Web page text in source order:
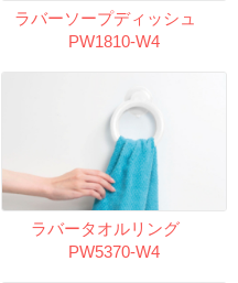
ラバーソープディッシュ
PW1810-W4
ラバータオルリング
PW5370-W4